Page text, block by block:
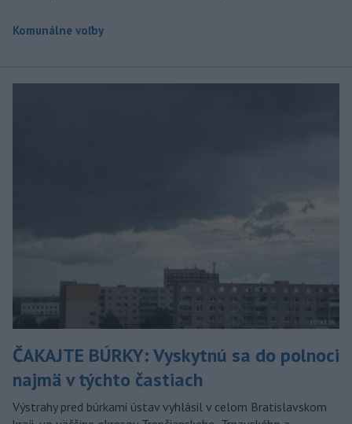
Komunálne voľby
ČAKAJTE BÚRKY: Vyskytnú sa do polnoci
najmä v týchto častiach
Výstrahy pred búrkami ústav vyhlásil v celom Bratislavskom